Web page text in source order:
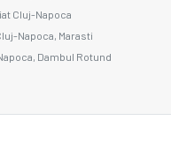
Cluj-Napoca
Napoca, Marasti
Dambul Rotund